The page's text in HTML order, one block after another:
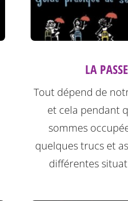
LA PASSE
Tout dépend de
et cela pendant
sommes
quelques trucs et
différentes